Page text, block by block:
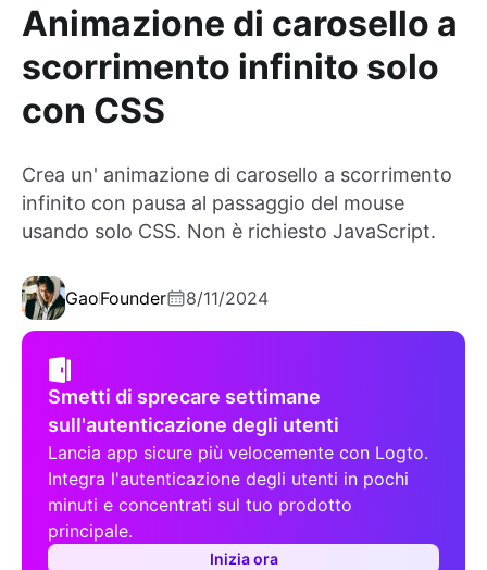
Animazione di carosello a
scorrimento infinito solo
con CSS
Crea un' animazione di carosello a scorrimento
infinito con pausa al passaggio del mouse
usando solo CSS. Non è richiesto JavaScript.
GaoFounder 8/11/2024
Smetti di sprecare settimane
sull'autenticazione degli utenti
Lancia app sicure più velocemente con Logto.
Integra l'autenticazione degli utenti in pochi
minuti e concentrati sul tuo prodotto
principale.
Inizia ora